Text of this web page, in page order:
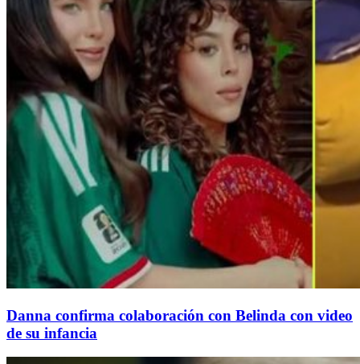
Danna confirma colaboración con Belinda con video
de su infancia